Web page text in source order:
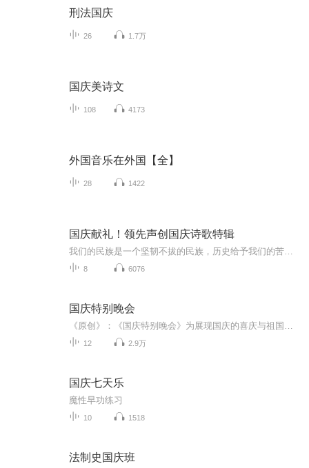
刑法国庆
26 1.7万
国庆美诗文
108 4173
外国音乐在外国【全】
28 1422
国庆献礼！领先声创国庆诗歌特辑
8 6076
国庆特别晚会
12 2.9万
国庆七天乐
魔性早功练习
10 1518
法制史国庆班